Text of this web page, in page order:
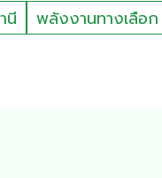
นี พลังงานทางเลือก